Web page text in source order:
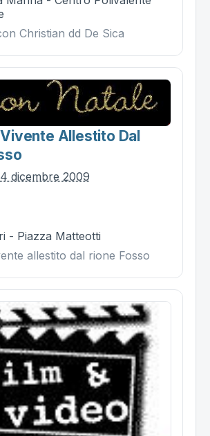
Christian dd De Sica
Allestito Dal
dicembre 2009
- Piazza Matteotti
allestito dal rione Fosso